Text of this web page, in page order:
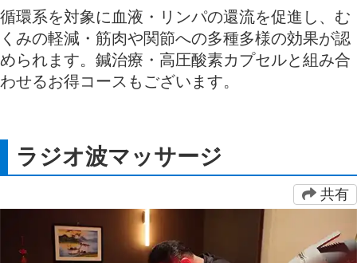
循環系を対象に血液・リンパの還流を促進し、む
くみの軽減・筋肉や関節への多種多様の効果が認
められます。鍼治療・高圧酸素カプセルと組み合
わせるお得コースもございます。
ラジオ波マッサージ
共有